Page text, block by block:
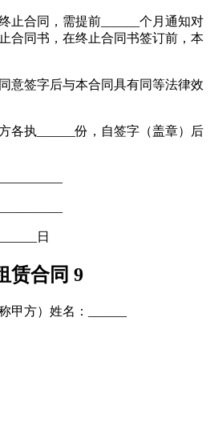
止合同，需提前______个月通知对
合同书，在终止合同书签订前，本
意签字后与本合同具有同等法律效
各执______份，自签字（盖章）后
日
赁合同 9
甲方）姓名：______